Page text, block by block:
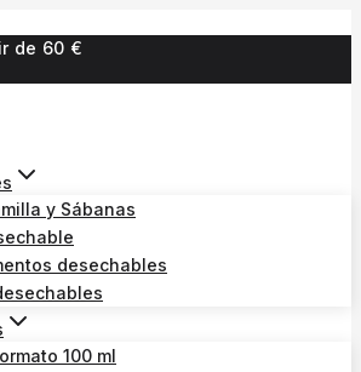
de 60 €
y Sábanas
desechables
100 ml